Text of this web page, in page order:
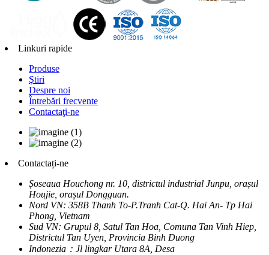
Linkuri rapide
Produse
Ştiri
Despre noi
Întrebări frecvente
Contactaţi-ne
Contactați-ne
Șoseaua Houchong nr. 10, districtul industrial Junpu, orașul
Houjie, orașul Dongguan.
Nord VN: 358B Thanh To-P.Tranh Cat-Q. Hai An- Tp Hai
Phong, Vietnam
Sud VN: Grupul 8, Satul Tan Hoa, Comuna Tan Vinh Hiep,
Districtul Tan Uyen, Provincia Binh Duong
Indonezia：Jl lingkar Utara 8A, Desa